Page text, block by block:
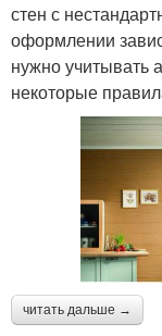
стен с
оформлении
нужно учитывать
некоторые
читать дальше →